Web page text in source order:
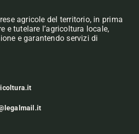
agricole del territorio, in prima
e tutelare l’agricoltura locale,
e garantendo servizi di